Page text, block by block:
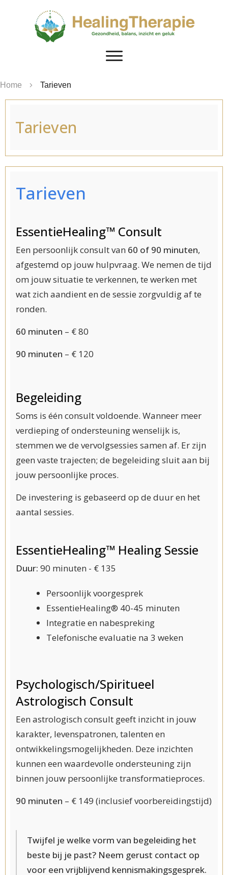
Home Tarieven
Tarieven
Tarieven
EssentieHealing™ Consult
Een persoonlijk consult van 60 of 90 minuten,
afgestemd op jouw hulpvraag. We nemen de tijd
om jouw situatie te verkennen, te werken met
wat zich aandient en de sessie zorgvuldig af te
ronden.
60 minuten – € 80
90 minuten – € 120
Begeleiding
Soms is één consult voldoende. Wanneer meer
verdieping of ondersteuning wenselijk is,
stemmen we de vervolgsessies samen af. Er zijn
geen vaste trajecten; de begeleiding sluit aan bij
jouw persoonlijke proces.
De investering is gebaseerd op de duur en het
aantal sessies.
EssentieHealing™ Healing Sessie
Duur: 90 minuten - € 135
Persoonlijk voorgesprek
EssentieHealing® 40-45 minuten
Integratie en nabespreking
Telefonische evaluatie na 3 weken
Psychologisch/Spiritueel
Astrologisch Consult
Een astrologisch consult geeft inzicht in jouw
karakter, levenspatronen, talenten en
ontwikkelingsmogelijkheden. Deze inzichten
kunnen een waardevolle ondersteuning zijn
binnen jouw persoonlijke transformatieproces.
90 minuten – € 149 (inclusief voorbereidingstijd)
Twijfel je welke vorm van begeleiding het
beste bij je past? Neem gerust contact op
voor een vrijblijvend kennismakingsgesprek.